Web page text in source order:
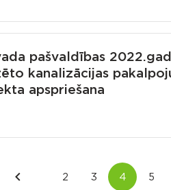
pašvaldības
kanalizācijas
apspriešana